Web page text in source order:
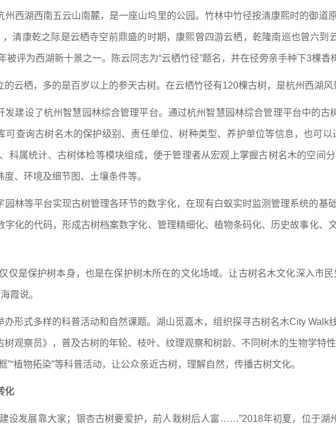
州西湖西南五云山南麓，是一座山坞里的公园。竹林中竹径按清康熙时的御道
清康乾之际是云栖寺空前鼎盛的时期，康熙曾四游云栖，乾隆南巡也曾六到
被评为西湖新十景之一。陈云同志为“云栖竹径”题名，并在径旁亲手种下3棵香
的云栖，多的是百岁以上的参天古树。在云栖竹径有120棵古树，是杭州西湖风
发建设了杭州智慧园林综合管理平台。通过杭州智慧园林综合管理平台中的古
可查询古树名木的保护级别、责任单位、树种类型、养护单位等信息，也可
科属统计、古树体检等模块组成，便于管理者从宏观上掌握古树名木的空间
、环境及细节图、土壤条件等。
园林等平台实现古树管理各环节的数字化，在现有白蚁实时监测管理系统的基
字化的代码，形成古树档案数字化、管理精细化、植物条码化、历史故事化、
仅是保护树本身，也是在保护树木所在的文化场域。让古树名木文化深入市
霞说。
办形式多样的科普活动和自然课题。湖山觅嘉木，组织探寻古树名木City Walk
观察员》，普及古树的年轮、枝叶、纹理观察和树龄、不同树木的生物学特
植物拓染”等科普活动，让公众亲近古树，理解自然，传播古树文化。
化
设发展靠大家；银杏古树要爱护，前人栽树后人富……”2018年初夏，位于湖